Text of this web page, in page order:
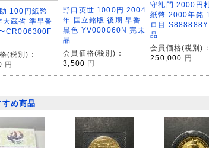
100円紙幣
大蔵省 準早番
CR006300F
(税別)：
円
野口英世 1000円 2004
年 国立銘版 後期 早番
黒色 YV000060N 完未
品
会員価格(税別)：
3,500 円
守礼門 2000円
紙幣 2000年銘
ロ目 S888888Y
品
会員価格(税別)：
250,000
円
すめ商品